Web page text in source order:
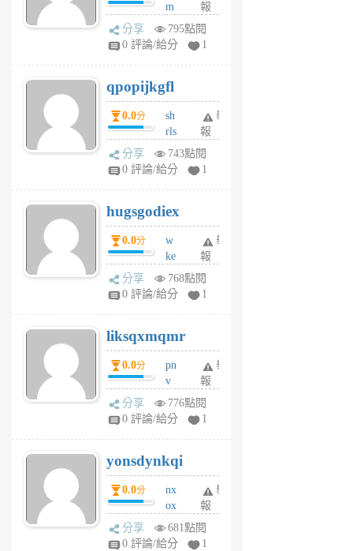
前
m
w
rs
6
個
月
前
報
分享
795點閱
0 評論/給分
1
qpopijkgfl
0.0分
sh
rls
k
m
6
個
月
前
舉
報
分享
743點閱
0 評論/給分
1
hugsgodiex
0.0分
w
ke
rv
pj
6
個
月
前
舉
報
分享
768點閱
0 評論/給分
1
liksqxmqmr
0.0分
pn
v
wt
sv
6
個
月
前
舉
報
分享
776點閱
0 評論/給分
1
yonsdynkqi
0.0分
nx
ox
rh
pe
舉
報
分享
681點閱
0 評論/給分
1